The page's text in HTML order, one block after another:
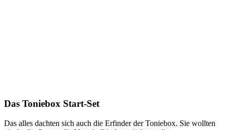
Das Toniebox Start-Set
Das alles dachten sich auch die Erfinder der Toniebox. Sie wollten